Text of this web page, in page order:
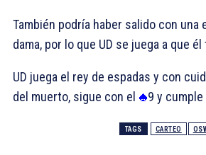
También podría haber salido con una
dama, por lo que UD se juega a que él
UD juega el rey de espadas y con
del muerto, sigue con el 9 y cumple
TAGS CARTEO